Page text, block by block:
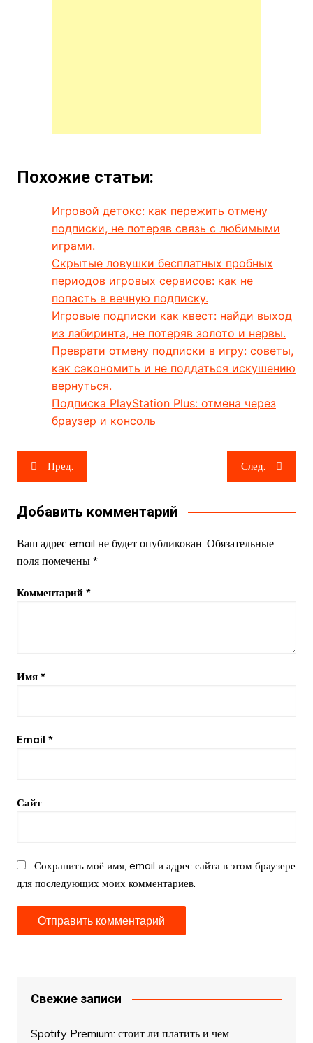
Похожие статьи:
Игровой детокс: как пережить отмену
подписки, не потеряв связь с любимыми
играми.
Скрытые ловушки бесплатных пробных
периодов игровых сервисов: как не
попасть в вечную подписку.
Игровые подписки как квест: найди выход
из лабиринта, не потеряв золото и нервы.
Преврати отмену подписки в игру: советы,
как сэкономить и не поддаться искушению
вернуться.
Подписка PlayStation Plus: отмена через
браузер и консоль
Навигация
по
записям
Пред. След.
Добавить комментарий
Ваш адрес email не будет опубликован. Обязательные
поля помечены *
Комментарий *
Имя *
Email *
Сайт
Сохранить моё имя, email и адрес сайта в этом браузере
для последующих моих комментариев.
Свежие записи
Spotify Premium: стоит ли платить и чем